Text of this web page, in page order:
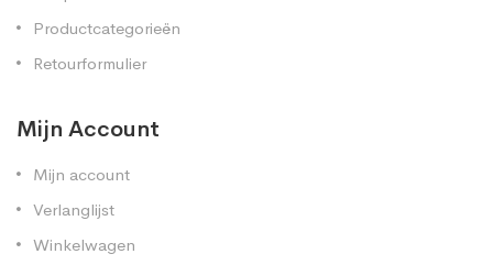
Productcategorieën
Retourformulier
Mijn Account
Mijn account
Verlanglijst
Winkelwagen